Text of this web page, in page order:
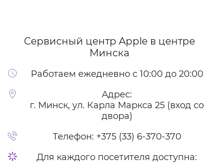
Сервисный центр Apple в центре
Минска
Работаем ежедневно с 10:00 до 20:00
Адрес:
г. Минск, ул. Карла Маркса 25 (вход со
двора)
Телефон: +375 (33) 6-370-370
Для каждого посетителя доступна: